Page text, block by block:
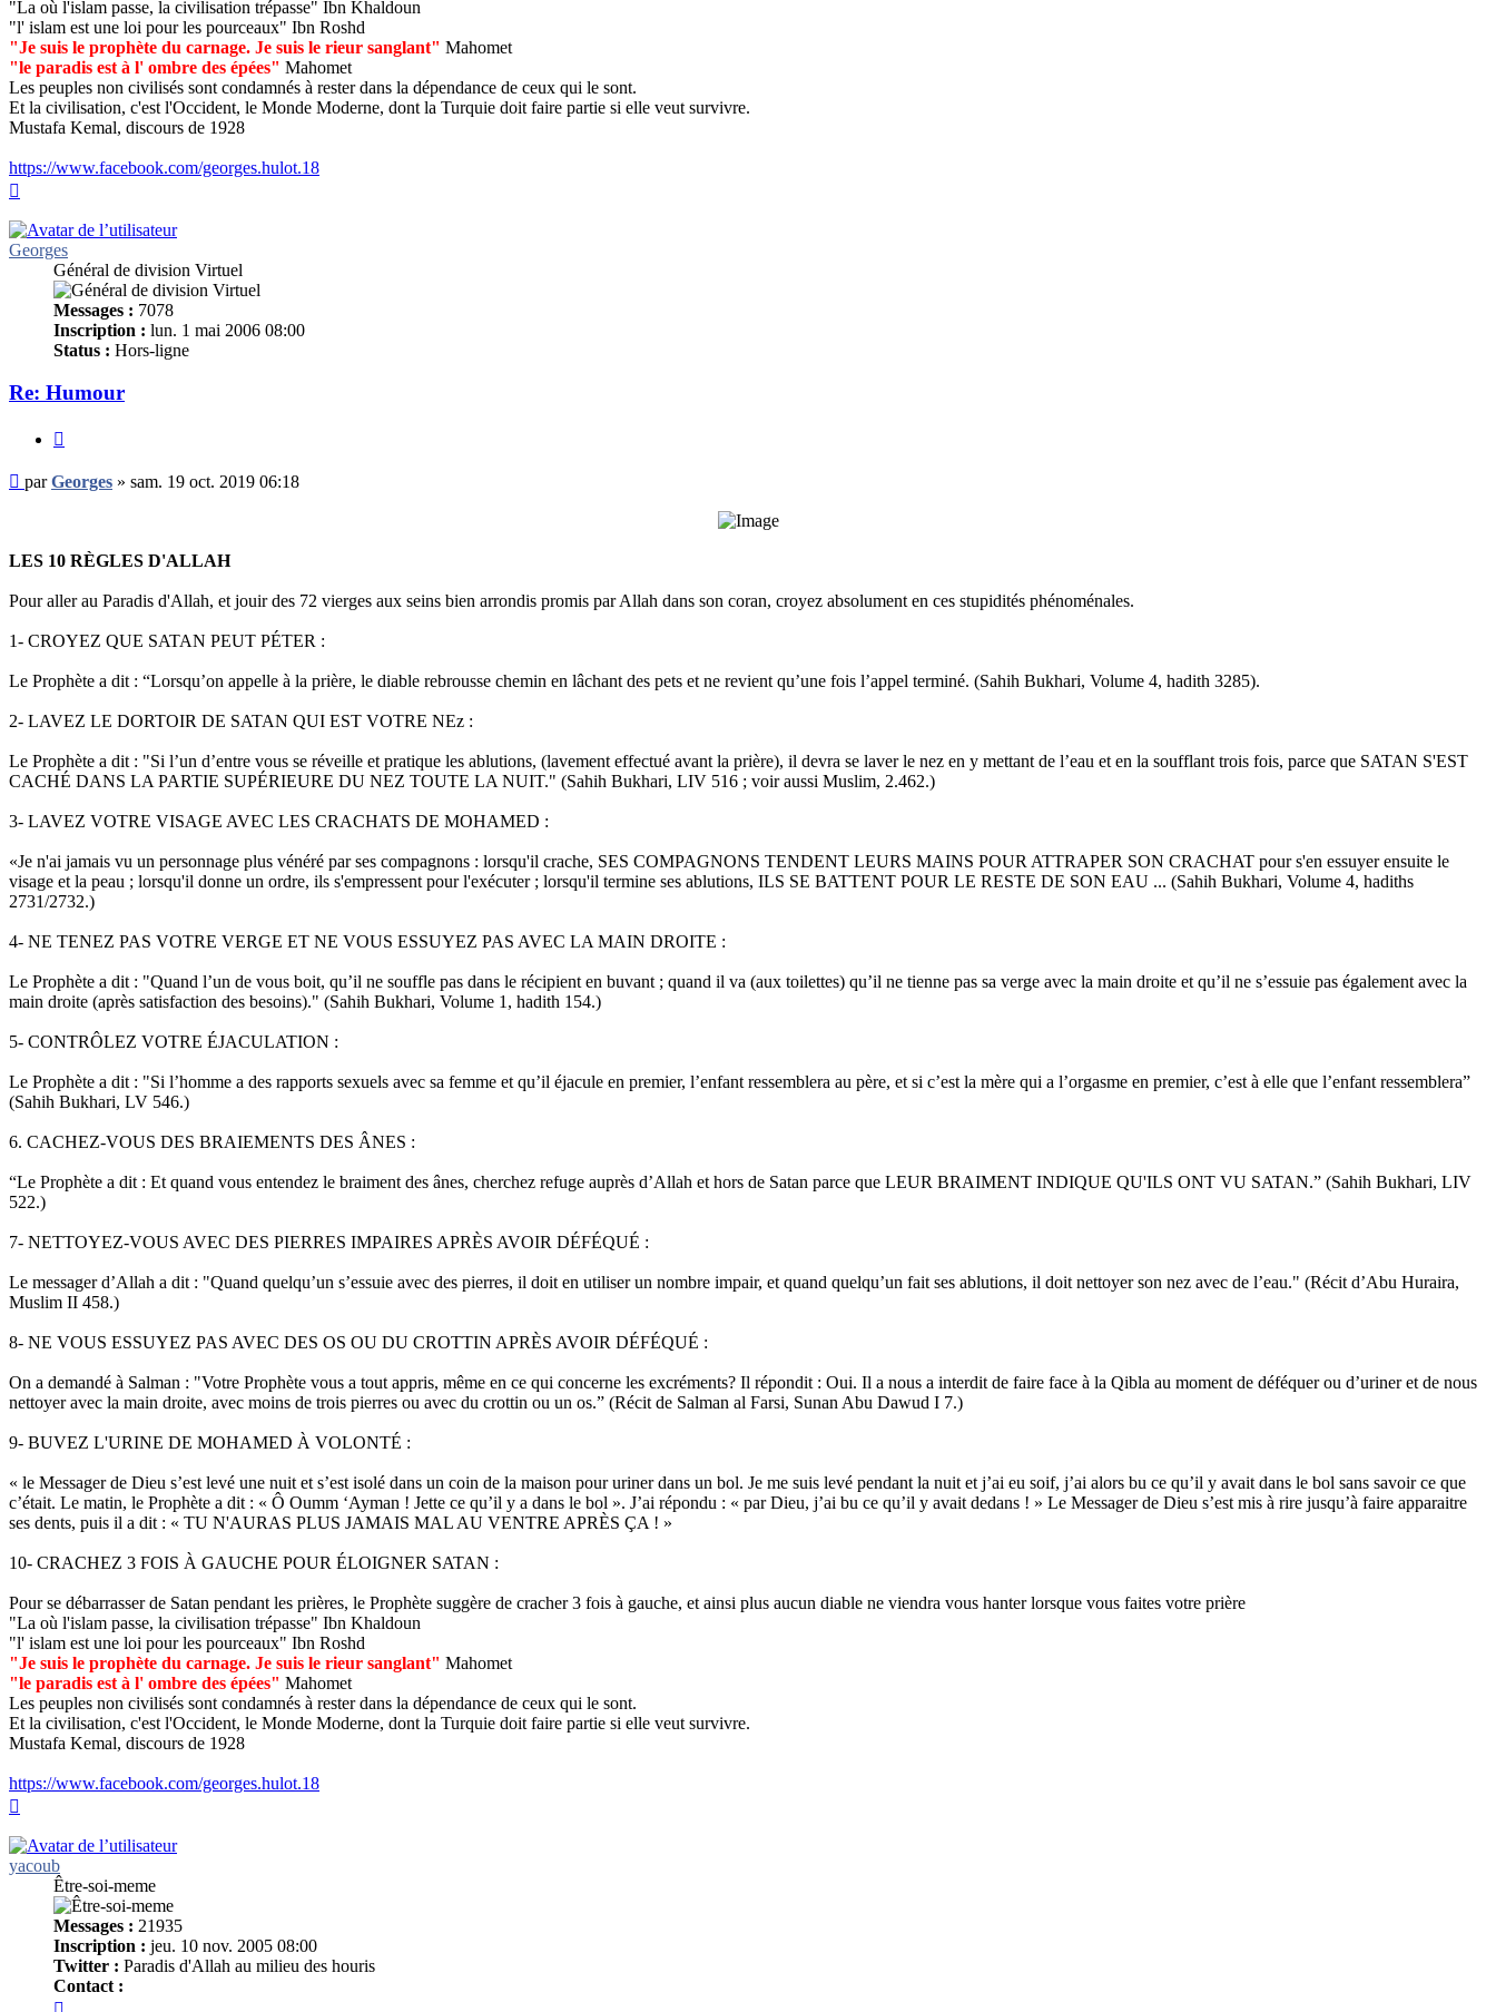
"La où l'islam passe, la civilisation trépasse" Ibn Khaldoun
"l' islam est une loi pour les pourceaux" Ibn Roshd
"Je suis le prophète du carnage. Je suis le rieur sanglant" Mahomet
"le paradis est à l' ombre des épées" Mahomet
Les peuples non civilisés sont condamnés à rester dans la dépendance de ceux qui le sont.
Et la civilisation, c'est l'Occident, le Monde Moderne, dont la Turquie doit faire partie si elle veut survivre.
Mustafa Kemal, discours de 1928
https://www.facebook.com/georges.hulot.18
Georges
Général de division Virtuel
Messages : 7078
Inscription : lun. 1 mai 2006 08:00
Status : Hors-ligne
Re: Humour
Message
non
parGeorges » sam. 19 oct. 2019 06:18
LES 10 RÈGLES D'ALLAH
Pour aller au Paradis d'Allah, et jouir des 72 vierges aux seins bien arrondis promis par Allah dans son coran, croyez absolument en ces stupidités phénoménales.
1- CROYEZ QUE SATAN PEUT PÉTER :
Le Prophète a dit : “Lorsqu’on appelle à la prière, le diable rebrousse chemin en lâchant des pets et ne revient qu’une fois l’appel terminé. (Sahih Bukhari, Volume 4, hadith 3285).
2- LAVEZ LE DORTOIR DE SATAN QUI EST VOTRE NEz :
Le Prophète a dit : "Si l’un d’entre vous se réveille et pratique les ablutions, (lavement effectué avant la prière), il devra se laver le nez en y mettant de l’eau et en la soufflant trois fois, parce que SATAN S'EST
CACHÉ DANS LA PARTIE SUPÉRIEURE DU NEZ TOUTE LA NUIT." (Sahih Bukhari, LIV 516 ; voir aussi Muslim, 2.462.)
3- LAVEZ VOTRE VISAGE AVEC LES CRACHATS DE MOHAMED :
«Je n'ai jamais vu un personnage plus vénéré par ses compagnons : lorsqu'il crache, SES COMPAGNONS TENDENT LEURS MAINS POUR ATTRAPER SON CRACHAT pour s'en essuyer ensuite le
visage et la peau ; lorsqu'il donne un ordre, ils s'empressent pour l'exécuter ; lorsqu'il termine ses ablutions, ILS SE BATTENT POUR LE RESTE DE SON EAU ... (Sahih Bukhari, Volume 4, hadiths
2731/2732.)
4- NE TENEZ PAS VOTRE VERGE ET NE VOUS ESSUYEZ PAS AVEC LA MAIN DROITE :
Le Prophète a dit : "Quand l’un de vous boit, qu’il ne souffle pas dans le récipient en buvant ; quand il va (aux toilettes) qu’il ne tienne pas sa verge avec la main droite et qu’il ne s’essuie pas également avec la
main droite (après satisfaction des besoins)." (Sahih Bukhari, Volume 1, hadith 154.)
5- CONTRÔLEZ VOTRE ÉJACULATION :
Le Prophète a dit : "Si l’homme a des rapports sexuels avec sa femme et qu’il éjacule en premier, l’enfant ressemblera au père, et si c’est la mère qui a l’orgasme en premier, c’est à elle que l’enfant ressemblera”
(Sahih Bukhari, LV 546.)
6. CACHEZ-VOUS DES BRAIEMENTS DES ÂNES :
“Le Prophète a dit : Et quand vous entendez le braiment des ânes, cherchez refuge auprès d’Allah et hors de Satan parce que LEUR BRAIMENT INDIQUE QU'ILS ONT VU SATAN.” (Sahih Bukhari, LIV
522.)
7- NETTOYEZ-VOUS AVEC DES PIERRES IMPAIRES APRÈS AVOIR DÉFÉQUÉ :
Le messager d’Allah a dit : "Quand quelqu’un s’essuie avec des pierres, il doit en utiliser un nombre impair, et quand quelqu’un fait ses ablutions, il doit nettoyer son nez avec de l’eau." (Récit d’Abu Huraira,
Muslim II 458.)
8- NE VOUS ESSUYEZ PAS AVEC DES OS OU DU CROTTIN APRÈS AVOIR DÉFÉQUÉ :
On a demandé à Salman : "Votre Prophète vous a tout appris, même en ce qui concerne les excréments? Il répondit : Oui. Il a nous a interdit de faire face à la Qibla au moment de déféquer ou d’uriner et de nous
nettoyer avec la main droite, avec moins de trois pierres ou avec du crottin ou un os.” (Récit de Salman al Farsi, Sunan Abu Dawud I 7.)
9- BUVEZ L'URINE DE MOHAMED À VOLONTÉ :
« le Messager de Dieu s’est levé une nuit et s’est isolé dans un coin de la maison pour uriner dans un bol. Je me suis levé pendant la nuit et j’ai eu soif, j’ai alors bu ce qu’il y avait dans le bol sans savoir ce que
c’était. Le matin, le Prophète a dit : « Ô Oumm ‘Ayman ! Jette ce qu’il y a dans le bol ». J’ai répondu : « par Dieu, j’ai bu ce qu’il y avait dedans ! » Le Messager de Dieu s’est mis à rire jusqu’à faire apparaitre
ses dents, puis il a dit : « TU N'AURAS PLUS JAMAIS MAL AU VENTRE APRÈS ÇA ! »
10- CRACHEZ 3 FOIS À GAUCHE POUR ÉLOIGNER SATAN :
Pour se débarrasser de Satan pendant les prières, le Prophète suggère de cracher 3 fois à gauche, et ainsi plus aucun diable ne viendra vous hanter lorsque vous faites votre prière
"La où l'islam passe, la civilisation trépasse" Ibn Khaldoun
"l' islam est une loi pour les pourceaux" Ibn Roshd
"Je suis le prophète du carnage. Je suis le rieur sanglant" Mahomet
"le paradis est à l' ombre des épées" Mahomet
Les peuples non civilisés sont condamnés à rester dans la dépendance de ceux qui le sont.
Et la civilisation, c'est l'Occident, le Monde Moderne, dont la Turquie doit faire partie si elle veut survivre.
Mustafa Kemal, discours de 1928
https://www.facebook.com/georges.hulot.18
yacoub
Être-soi-meme
Messages : 21935
Inscription : jeu. 10 nov. 2005 08:00
Twitter : Paradis d'Allah au milieu des houris
Contact :